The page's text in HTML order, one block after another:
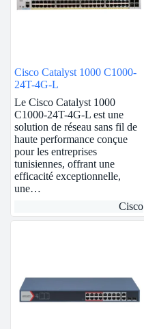
Cisco Catalyst 1000 C1000-
24T-4G-L
Le Cisco Catalyst 1000
C1000-24T-4G-L est une
solution de réseau sans fil de
haute performance conçue
pour les entreprises
tunisiennes, offrant une
efficacité exceptionnelle,
une…
Cisco